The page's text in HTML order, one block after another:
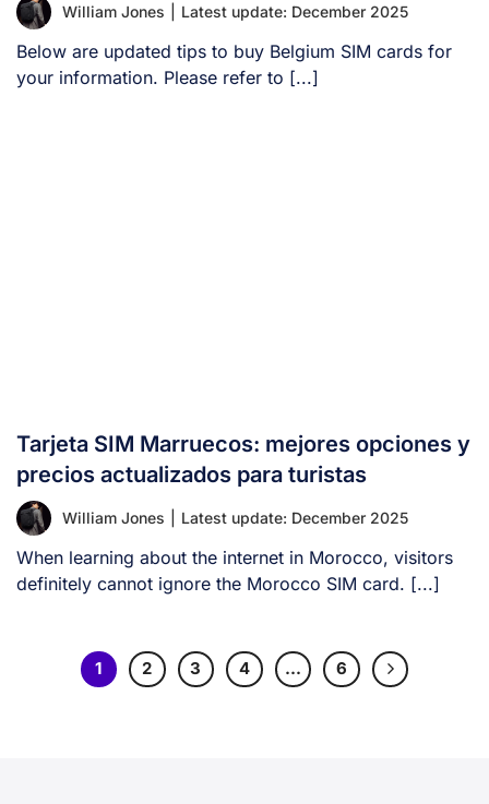
William Jones Latest update: December 2025
Below are updated tips to buy Belgium SIM cards for
your information. Please refer to [...]
Tarjeta SIM Marruecos: mejores opciones y
precios actualizados para turistas
William Jones Latest update: December 2025
When learning about the internet in Morocco, visitors
definitely cannot ignore the Morocco SIM card. [...]
1 2 3 4 … 6